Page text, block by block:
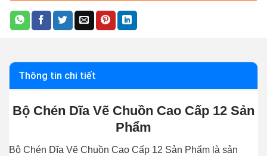
Thông tin chi tiết
Bộ Chén Dĩa Vẽ Chuồn Cao Cấp 12 Sản
Phẩm
Bộ Chén Dĩa Vẽ Chuồn Cao Cấp 12 Sản Phẩm là sản